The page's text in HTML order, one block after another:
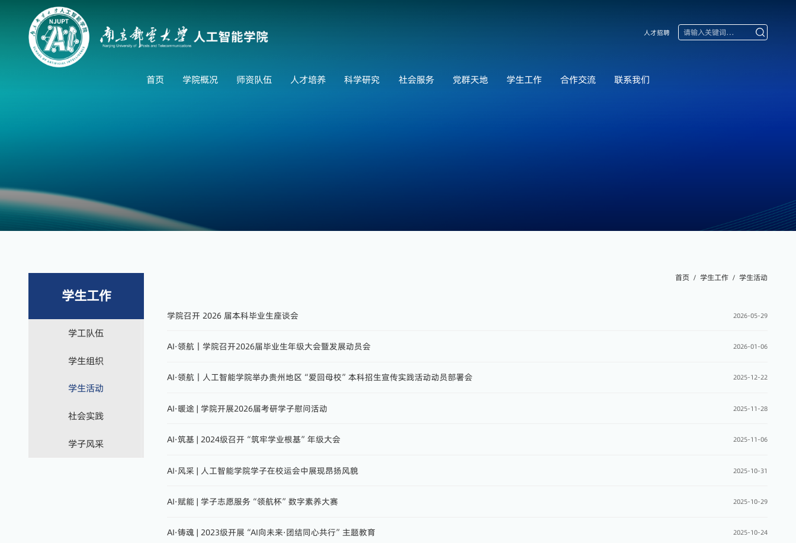
人才招聘
首页 学院概况 师资队伍 人才培养 科学研究 社会服务 党群天地 学生工作 合作交流 联系我们
学生工作
学工队伍
学生组织
学生活动
社会实践
学子风采
首页 学生工作 学生活动
学院召开 2026 届本科毕业生座谈会 2026-05-29
AI·领航｜学院召开2026届毕业生年级大会暨发展动员会 2026-01-06
AI·领航｜人工智能学院举办贵州地区“爱回母校”本科招生宣传实践活动动员部署会 2025-12-22
AI·暖途 | 学院开展2026届考研学子慰问活动 2025-11-28
​AI·筑基 | 2024级召开“筑牢学业根基”年级大会 2025-11-06
AI·风采 | 人工智能学院学子在校运会中展现昂扬风貌 2025-10-31
AI·赋能 | 学子志愿服务“领航杯”数字素养大赛 2025-10-29
AI·铸魂 | 2023级开展“AI向未来·团结同心共行”主题教育 2025-10-24